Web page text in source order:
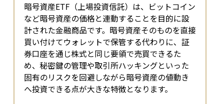
暗号資産ETF（上場投資信託）は、ビットコイン
など暗号資産の価格と連動することを目的に設
計された金融商品です。暗号資産そのものを直接
買い付けてウォレットで保管する代わりに、証
券口座を通じ株式と同じ要領で売買できるた
め、秘密鍵の管理や取引所ハッキングといった
固有のリスクを回避しながら暗号資産の値動き
へ投資できる点が大きな特徴となります。